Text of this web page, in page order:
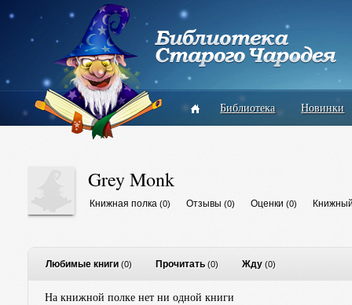
Библиотека Новинки
Grey Monk
Книжная полка (0) Отзывы (0) Оценки (0)
Любимые книги (0) Прочитать (0) Жду (0)
На книжной полке нет ни одной книги